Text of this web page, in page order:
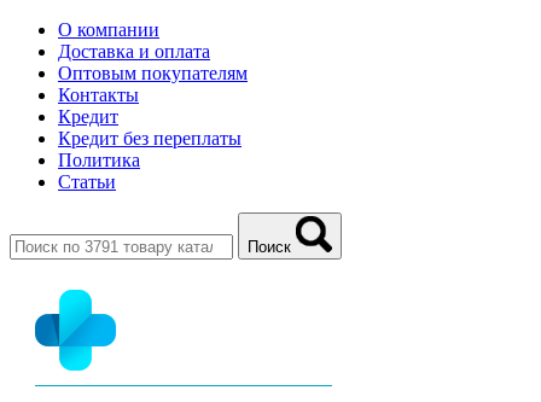
О компании
Доставка и оплата
Оптовым покупателям
Контакты
Кредит
Кредит без переплаты
Политика
Статьи
Поиск